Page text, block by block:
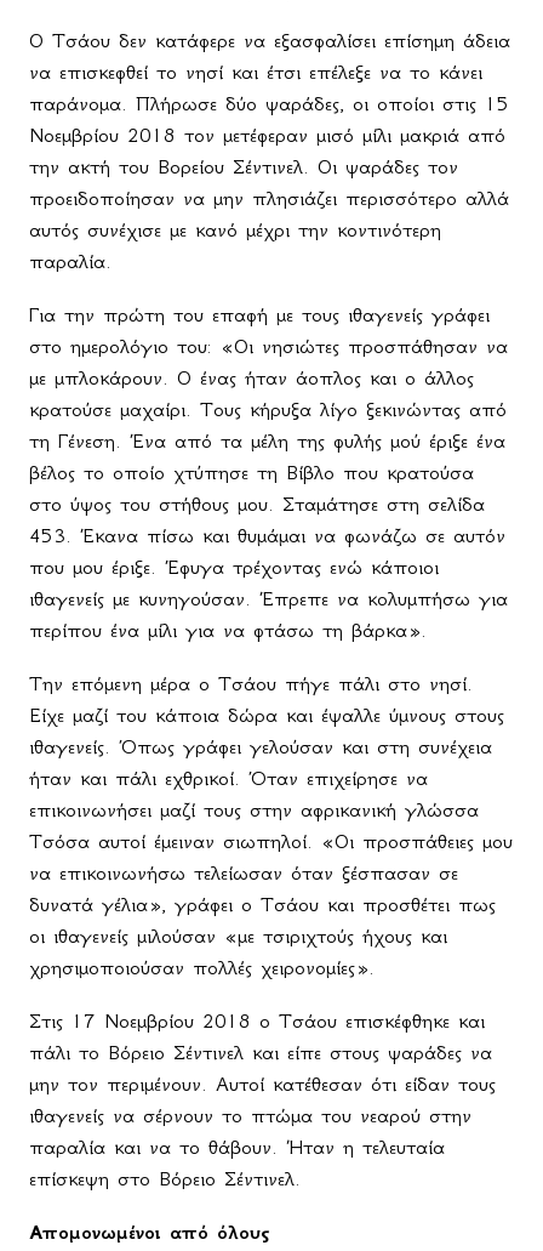
Ο Τσάου δεν κατάφερε να εξασφαλίσει επίσημη άδεια
να επισκεφθεί το νησί και έτσι επέλεξε να το κάνει
παράνομα. Πλήρωσε δύο ψαράδες, οι οποίοι στις 15
Νοεμβρίου 2018 τον μετέφεραν μισό μίλι μακριά από
την ακτή του Βορείου Σέντινελ. Οι ψαράδες τον
προειδοποίησαν να μην πλησιάζει περισσότερο αλλά
αυτός συνέχισε με κανό μέχρι την κοντινότερη
παραλία.
Για την πρώτη του επαφή με τους ιθαγενείς γράφει
στο ημερολόγιο του: «Οι νησιώτες προσπάθησαν να
με μπλοκάρουν. Ο ένας ήταν άοπλος και ο άλλος
κρατούσε μαχαίρι. Τους κήρυξα λίγο ξεκινώντας από
τη Γένεση. Ένα από τα μέλη της φυλής μού έριξε ένα
βέλος το οποίο χτύπησε τη Βίβλο που κρατούσα
στο ύψος του στήθους μου. Σταμάτησε στη σελίδα
453. Έκανα πίσω και θυμάμαι να φωνάζω σε αυτόν
που μου έριξε. Έφυγα τρέχοντας ενώ κάποιοι
ιθαγενείς με κυνηγούσαν. Έπρεπε να κολυμπήσω για
περίπου ένα μίλι για να φτάσω τη βάρκα».
Την επόμενη μέρα ο Τσάου πήγε πάλι στο νησί.
Είχε μαζί του κάποια δώρα και έψαλλε ύμνους στους
ιθαγενείς. Όπως γράφει γελούσαν και στη συνέχεια
ήταν και πάλι εχθρικοί. Όταν επιχείρησε να
επικοινωνήσει μαζί τους στην αφρικανική γλώσσα
Τσόσα αυτοί έμειναν σιωπηλοί. «Οι προσπάθειες μου
να επικοινωνήσω τελείωσαν όταν ξέσπασαν σε
δυνατά γέλια», γράφει ο Τσάου και προσθέτει πως
οι ιθαγενείς μιλούσαν «με τσιριχτούς ήχους και
χρησιμοποιούσαν πολλές χειρονομίες».
Στις 17 Νοεμβρίου 2018 ο Τσάου επισκέφθηκε και
πάλι το Βόρειο Σέντινελ και είπε στους ψαράδες να
μην τον περιμένουν. Αυτοί κατέθεσαν ότι είδαν τους
ιθαγενείς να σέρνουν το πτώμα του νεαρού στην
παραλία και να το θάβουν. Ήταν η τελευταία
επίσκεψη στο Βόρειο Σέντινελ.
Απομονωμένοι από όλους